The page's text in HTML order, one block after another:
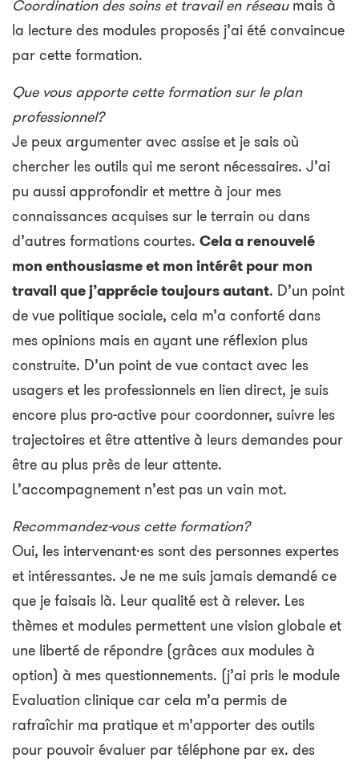
Coordination des soins et travail en réseaumais à
la lecture des modules proposés j’ai été convaincue
par cette formation.
Que vous apporte cette formation sur le plan
professionnel?
Je peux argumenter avec assise et je sais où
chercher les outils qui me seront nécessaires. J’ai
pu aussi approfondir et mettre à jour mes
connaissances acquises sur le terrain ou dans
d’autres formations courtes. Cela a renouvelé
mon enthousiasme et mon intérêt pour mon
travail que j’apprécie toujours autant. D’un point
de vue politique sociale, cela m’a conforté dans
mes opinions mais en ayant une réflexion plus
construite. D’un point de vue contact avec les
usagers et les professionnels en lien direct, je suis
encore plus pro-active pour coordonner, suivre les
trajectoires et être attentive à leurs demandes pour
être au plus près de leur attente.
L’accompagnement n’est pas un vain mot.
Recommandez-vous cette formation?
Oui, les intervenant·es sont des personnes expertes
et intéressantes. Je ne me suis jamais demandé ce
que je faisais là. Leur qualité est à relever. Les
thèmes et modules permettent une vision globale et
une liberté de répondre (grâces aux modules à
option) à mes questionnements. (j’ai pris le module
Evaluation clinique car cela m’a permis de
rafraîchir ma pratique et m’apporter des outils
pour pouvoir évaluer par téléphone par ex. des